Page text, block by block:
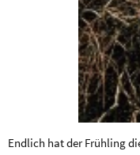
Endlich hat der Frühling